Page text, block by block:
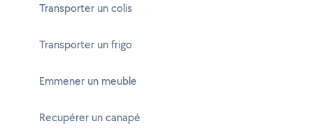
Transporter un colis
Transporter un frigo
Emmener un meuble
Recupérer un canapé